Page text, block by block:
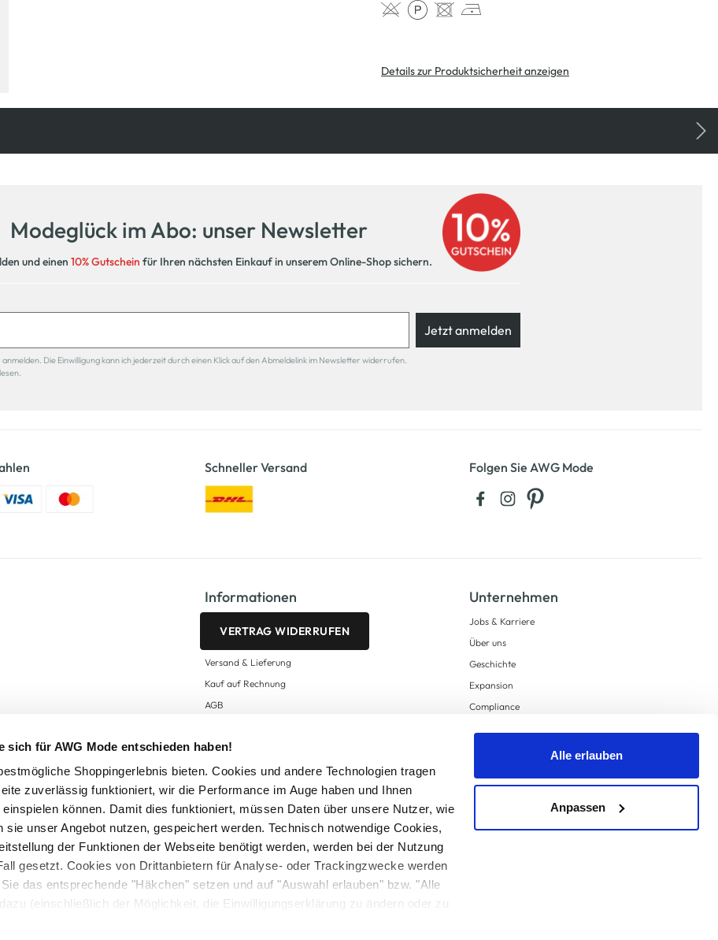
sich für AWG Mode entschieden haben!
Shoppingerlebnis bieten. Cookies und andere Technologien tragen
zuverlässig funktioniert, wir die Performance im Auge haben und Ihnen
können. Damit dies funktioniert, müssen Daten über unsere Nutzer, wie
sie unser Angebot nutzen, gespeichert werden. Technisch notwendige Cookies,
der Funktionen der Webseite benötigt werden, werden bei der Nutzung
gesetzt. Cookies von Drittanbietern für Analyse- oder Trackingzwecke werden
das entsprechende "Häkchen" setzen und auf "Auswahl erlauben" bzw. "Alle
(einschließlich der Möglichkeit, die Einwilligungserklärung zu ändern oder zu
Alle erlauben
Anpassen
Details zur Produktsicherheit anzeigen
Modeglück im Abo: unser Newsletter
und einen 10% Gutschein für Ihren nächsten Einkauf in unserem Online-Shop sichern.
Jetzt anmelden
Die Einwilligung kann ich jederzeit durch einen Klick auf den Abmeldelink im Newsletter widerrufen.
Schneller Versand Folgen Sie AWG Mode
Informationen
VERTRAG WIDERRUFEN
Versand & Lieferung
Kauf auf Rechnung
AGB
Zahlungsarten
Datenschutz
AWG CARD Teilnahmebedingungen
Unternehmen
Jobs & Karriere
Über uns
Geschichte
Expansion
Compliance
Supply Chain Due Diligence
Mehrwertsteuer zzgl.